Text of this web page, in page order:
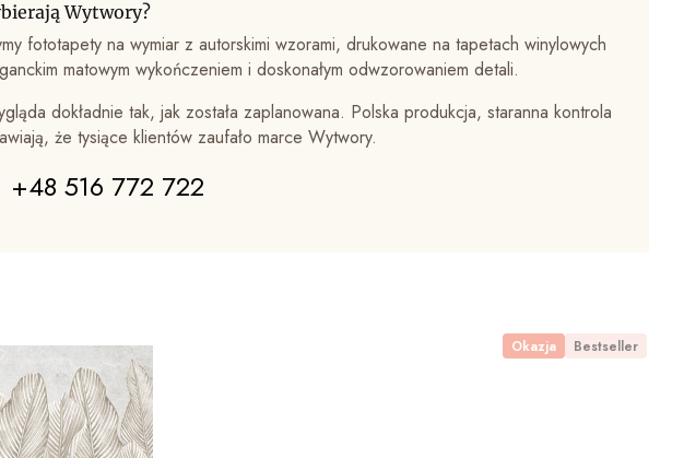
Wytwory?
fototapety na wymiar z autorskimi wzorami, drukowane na tapetach winylowych
matowym wykończeniem i doskonałym odwzorowaniem detali.
dokładnie tak, jak została zaplanowana. Polska produkcja, staranna kontrola
że tysiące klientów zaufało marce Wytwory.
+48 516 772 722
Okazja Bestseller